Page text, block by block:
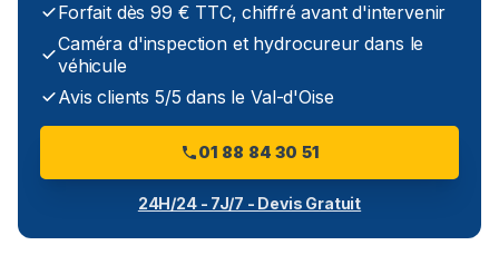
Forfait dès 99 € TTC, chiffré avant d'intervenir
Caméra d'inspection et hydrocureur dans le
véhicule
Avis clients 5/5 dans le Val-d'Oise
01 88 84 30 51
24H/24 - 7J/7 - Devis Gratuit